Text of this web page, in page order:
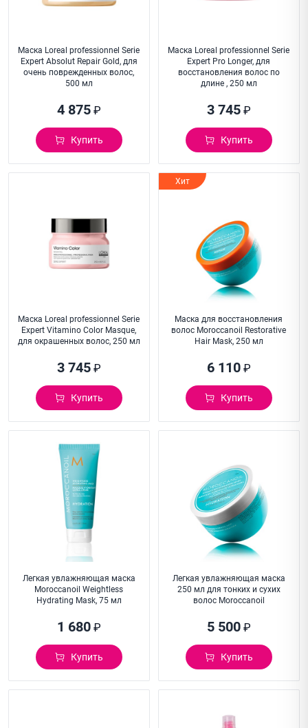
Маска Loreal professionnel Serie
Expert Absolut Repair Gold, для
очень поврежденных волос,
500 мл
4 875₽
Купить
Маска Loreal professionnel Serie
Expert Pro Longer, для
восстановления волос по
длине , 250 мл
3 745₽
Купить
Маска Loreal professionnel Serie
Expert Vitamino Color Masque,
для окрашенных волос, 250 мл
3 745₽
Купить
Хит
Маска для восстановления
волос Moroccanoil Restorative
Hair Mask, 250 мл
6 110₽
Купить
Легкая увлажняющая маска
Moroccanoil Weightless
Hydrating Mask, 75 мл
1 680₽
Купить
Легкая увлажняющая маска
250 мл для тонких и сухих
волос Moroccanoil
5 500₽
Купить